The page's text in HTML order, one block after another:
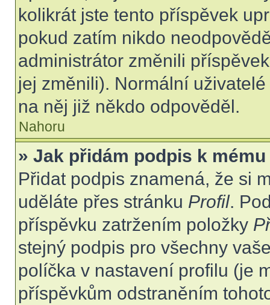
kolikrát jste tento příspěvek
pokud zatím nikdo
administrátor změnili
jej změnili). Normální
na něj již někdo odpověděl.
Nahoru
» Jak přidám podpis k
Přidat podpis znamená, že si
uděláte přes stránku Profil.
příspěvku zatržením položky
stejný podpis pro všechny
políčka v nastavení profilu (je
příspěvkům odstraněním